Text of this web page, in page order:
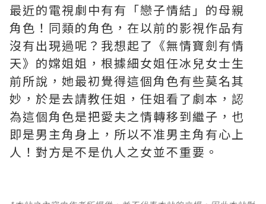
最近的電視劇中有有「戀子情結」的母親
角色！同類的角色，在以前的影視作品有
沒有出現過呢？我想起了《無情寶劍有情
天》的嫦姐姐，根據細女姐任冰兒女士生
前所說，她最初覺得這個角色有些莫名其
妙，於是去請教任姐，任姐看了劇本，認
為這個角色是把愛夫之情轉移到繼子，也
即是男主角身上，所以不准男主角有心上
人！對方是不是仇人之女並不重要。